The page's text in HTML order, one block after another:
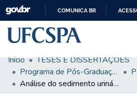
COMUNICA BR
Comunidades & Coleções
Busca Facetada
Início
TESES E DISSERTAÇÕES
Programa de Pós-Graduação em Ciências da Saúde
Análise do sedimento urinário para identificação de insuficiência renal aguda e diagnóstico diferencial de necrose tubular aguda e síndrome hepatorrenal em pacientes com doença hepática severa